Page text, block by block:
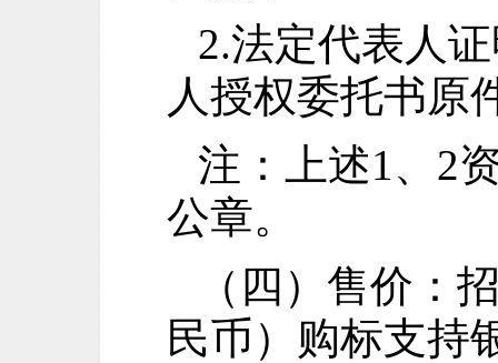
2.法定代表人
人授权委托书原
注：上述1、2
公章。
（四） 售价：
民币）购标支持